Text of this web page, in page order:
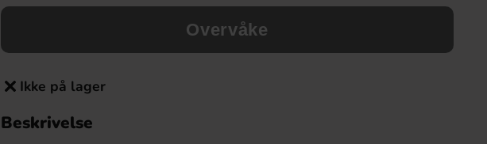
Bag 92g
Cloetta Mjölkchoklad utan tillsatt socker
Overvåke
Ikke på lager
Beskrivelse